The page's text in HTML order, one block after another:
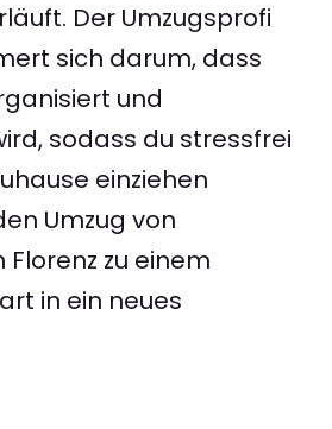
Der Umzugsprofi
sich darum, dass
und
sodass du stressfrei
einziehen
Umzug von
zu einem
in ein neues